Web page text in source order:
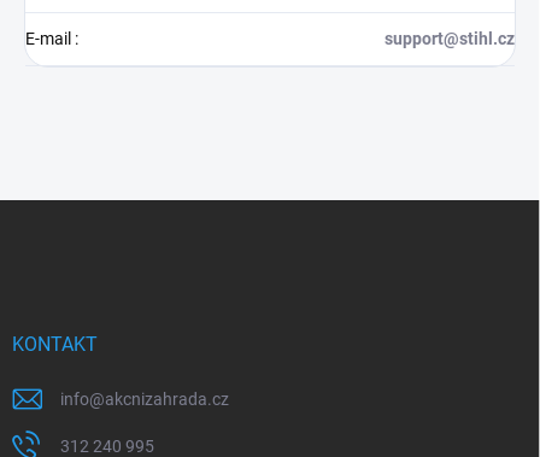
E-mail : support@stihl.cz
KONTAKT
info@akcnizahrada.cz
312 240 995